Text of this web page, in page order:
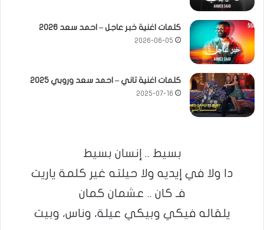
كلمات اغنية خبر عاجل – احمد سعد 2026
2026-06-05
كلمات اغنية تاني – احمد سعد وروبي 2025
2025-07-16
بسيط .. إنسان بسيط
دا ولا في إيديه ولا حيلته غير كلمة ياريت
فـ كان .. عشمان كمان
يلقاله فيكي وبيكي عيلة، وناس، وبيت